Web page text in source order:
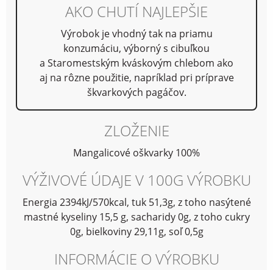
AKO CHUTÍ NAJLEPŠIE
Výrobok je vhodný tak na priamu
konzumáciu, výborný s cibuľkou
a Staromestským kváskovým chlebom ako
aj na rôzne použitie, napríklad pri príprave
škvarkových pagáčov.
ZLOŽENIE
Mangalicové oškvarky 100%
VÝŽIVOVÉ ÚDAJE V 100G VÝROBKU
Energia 2394kJ/570kcal, tuk 51,3g, z toho nasýtené
mastné kyseliny 15,5 g, sacharidy 0g, z toho cukry
0g, bielkoviny 29,11g, soľ 0,5g
INFORMÁCIE O VÝROBKU